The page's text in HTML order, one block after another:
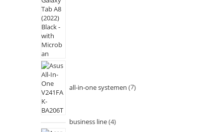
all-in-one systemen 7
business line 4